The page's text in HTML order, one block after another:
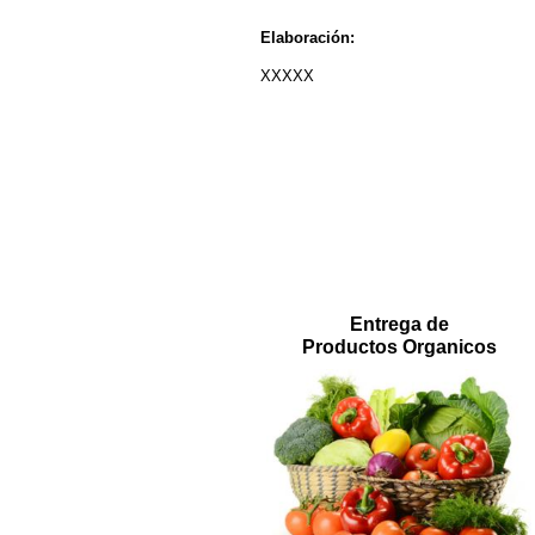
Elaboración:
XXXXX
Entrega de
Productos Organicos